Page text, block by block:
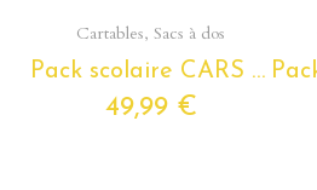
Aperçu rapide
Cartables, Sacs à dos
Pack scolaire CARS à composer pour classes de primaire – Cartable CARS + Trousse CARS assortie
49,99 €